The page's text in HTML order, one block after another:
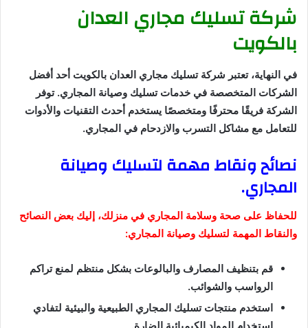
شركة تسليك مجاري العدان
بالكويت
في النهاية، تعتبر شركة تسليك مجاري العدان بالكويت أحد أفضل
الشركات المتخصصة في خدمات تسليك وصيانة المجاري. توفر
الشركة فريقًا محترفًا ومتخصصًا يستخدم أحدث التقنيات والأدوات
للتعامل مع مشاكل التسرب والازدحام في المجاري.
نصائح ونقاط مهمة لتسليك وصيانة
المجاري.
للحفاظ على صحة وسلامة المجاري في منزلك، إليك بعض النصائح
والنقاط المهمة لتسليك وصيانة المجاري:
قم بتنظيف المصارف والبالوعات بشكل منتظم لمنع تراكم
الرواسب والشوائب.
استخدم منتجات تسليك المجاري الطبيعية والبيئية لتفادي